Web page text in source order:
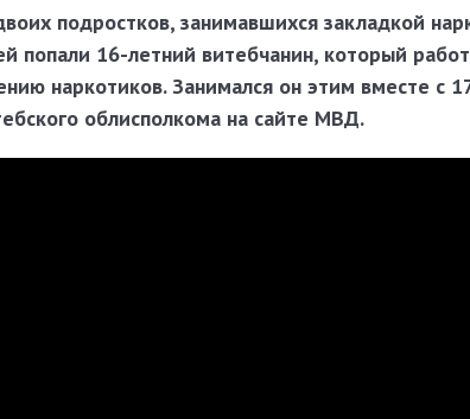
подростков, занимавшихся закладкой
попали 16-летний витебчанин, который
наркотиков. Занимался он этим вместе с
облисполкома на сайте МВД.